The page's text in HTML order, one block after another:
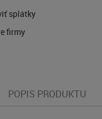
splátky
firmy
POPIS PRODUKTU